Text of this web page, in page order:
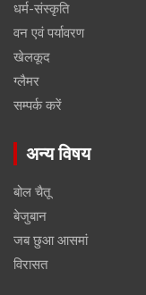
धर्म-संस्कृति
वन एवं पर्यावरण
खेलकूद
ग्लैमर
सम्पर्क करें
अन्य विषय
बोल चैतू
बेजुबान
जब छुआ आसमां
विरासत